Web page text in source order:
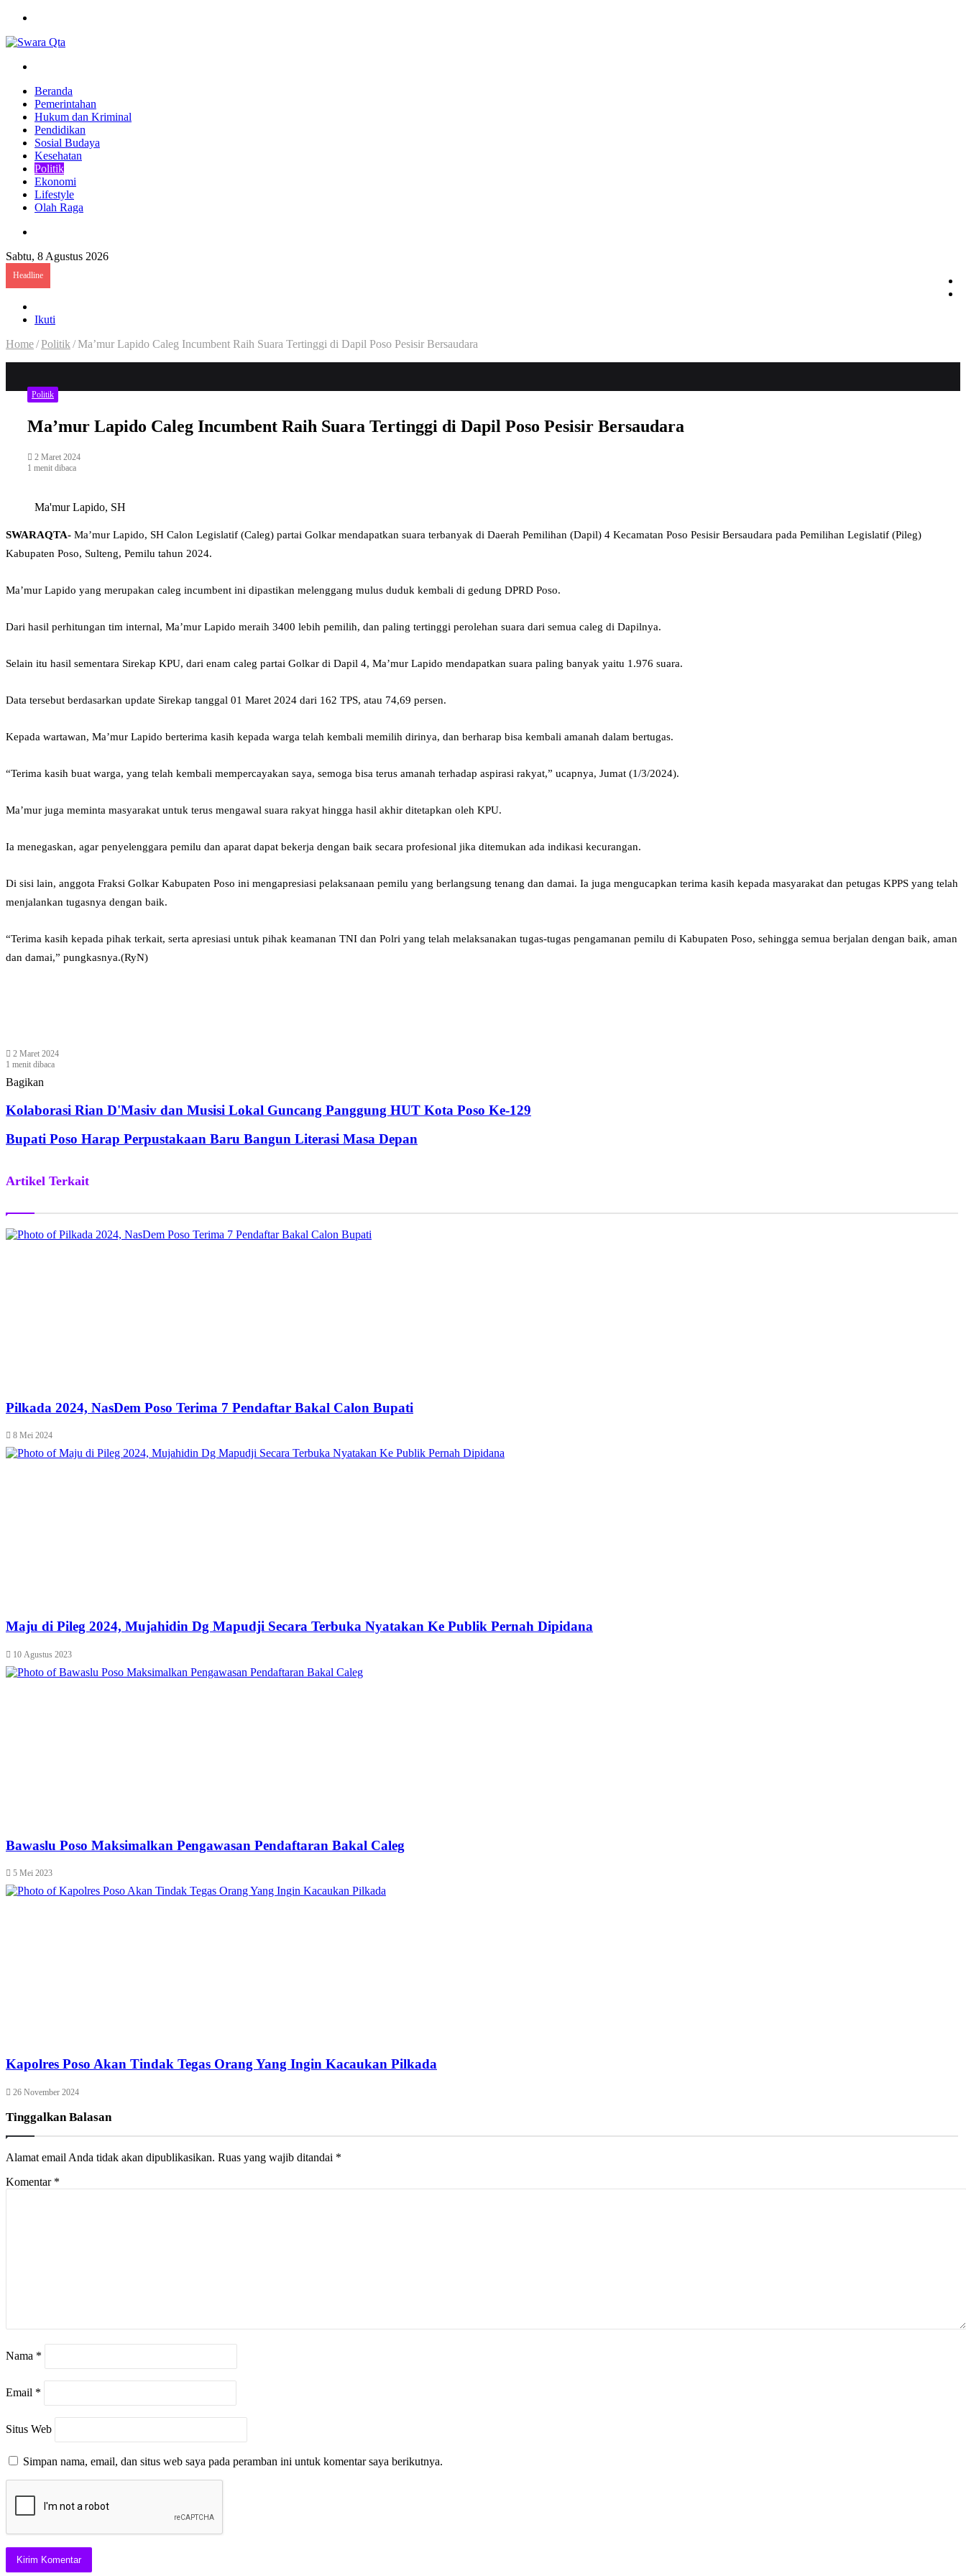
Beranda
Pemerintahan
Hukum dan Kriminal
Pendidikan
Sosial Budaya
Kesehatan
Politik
Ekonomi
Lifestyle
Olah Raga
Sabtu, 8 Agustus 2026
Headline
In
Ikuti
Home/Politik /Ma’mur Lapido Caleg Incumbent Raih Suara Tertinggi di Dapil Poso Pesisir Bersaudara
Politik
Ma’mur Lapido Caleg Incumbent Raih Suara Tertinggi di Dapil Poso Pesisir Bersaudara
2 Maret 2024
1 menit dibaca
Ma'mur Lapido, SH
SWARAQTA- Ma’mur Lapido, SH Calon Legislatif (Caleg) partai Golkar mendapatkan suara terbanyak di Daerah Pemilihan (Dapil) 4 Kecamatan Poso Pesisir Bersaudara pada Pemilihan Legislatif (Pileg)
Kabupaten Poso, Sulteng, Pemilu tahun 2024.
Ma’mur Lapido yang merupakan caleg incumbent ini dipastikan melenggang mulus duduk kembali di gedung DPRD Poso.
Dari hasil perhitungan tim internal, Ma’mur Lapido meraih 3400 lebih pemilih, dan paling tertinggi perolehan suara dari semua caleg di Dapilnya.
Selain itu hasil sementara Sirekap KPU, dari enam caleg partai Golkar di Dapil 4, Ma’mur Lapido mendapatkan suara paling banyak yaitu 1.976 suara.
Data tersebut berdasarkan update Sirekap tanggal 01 Maret 2024 dari 162 TPS, atau 74,69 persen.
Kepada wartawan, Ma’mur Lapido berterima kasih kepada warga telah kembali memilih dirinya, dan berharap bisa kembali amanah dalam bertugas.
“Terima kasih buat warga, yang telah kembali mempercayakan saya, semoga bisa terus amanah terhadap aspirasi rakyat,” ucapnya, Jumat (1/3/2024).
Ma’mur juga meminta masyarakat untuk terus mengawal suara rakyat hingga hasil akhir ditetapkan oleh KPU.
Ia menegaskan, agar penyelenggara pemilu dan aparat dapat bekerja dengan baik secara profesional jika ditemukan ada indikasi kecurangan.
Di sisi lain, anggota Fraksi Golkar Kabupaten Poso ini mengapresiasi pelaksanaan pemilu yang berlangsung tenang dan damai. Ia juga mengucapkan terima kasih kepada masyarakat dan petugas KPPS yang telah
menjalankan tugasnya dengan baik.
“Terima kasih kepada pihak terkait, serta apresiasi untuk pihak keamanan TNI dan Polri yang telah melaksanakan tugas-tugas pengamanan pemilu di Kabupaten Poso, sehingga semua berjalan dengan baik, aman
dan damai,” pungkasnya.(RyN)
2 Maret 2024
1 menit dibaca
Bagikan
via
Email
Kolaborasi Rian D'Masiv dan Musisi Lokal Guncang Panggung HUT Kota Poso Ke-129
Bupati Poso Harap Perpustakaan Baru Bangun Literasi Masa Depan
Artikel Terkait
Pilkada 2024, NasDem Poso Terima 7 Pendaftar Bakal Calon Bupati
8 Mei 2024
Maju di Pileg 2024, Mujahidin Dg Mapudji Secara Terbuka Nyatakan Ke Publik Pernah Dipidana
10 Agustus 2023
Bawaslu Poso Maksimalkan Pengawasan Pendaftaran Bakal Caleg
5 Mei 2023
Kapolres Poso Akan Tindak Tegas Orang Yang Ingin Kacaukan Pilkada
26 November 2024
Tinggalkan Balasan
Alamat email Anda tidak akan dipublikasikan. Ruas yang wajib ditandai *
Komentar *
Nama *
Email *
Situs Web
Simpan nama, email, dan situs web saya pada peramban ini untuk komentar saya berikutnya.